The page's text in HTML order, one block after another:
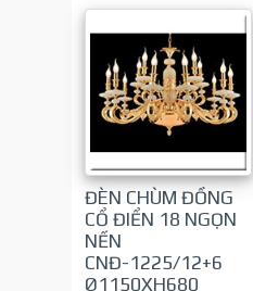
ĐÈN CHÙM ĐỒNG
CỔ ĐIỂN 18 NGỌN
NẾN
CNĐ-1225/12+6
Ø1150XH680